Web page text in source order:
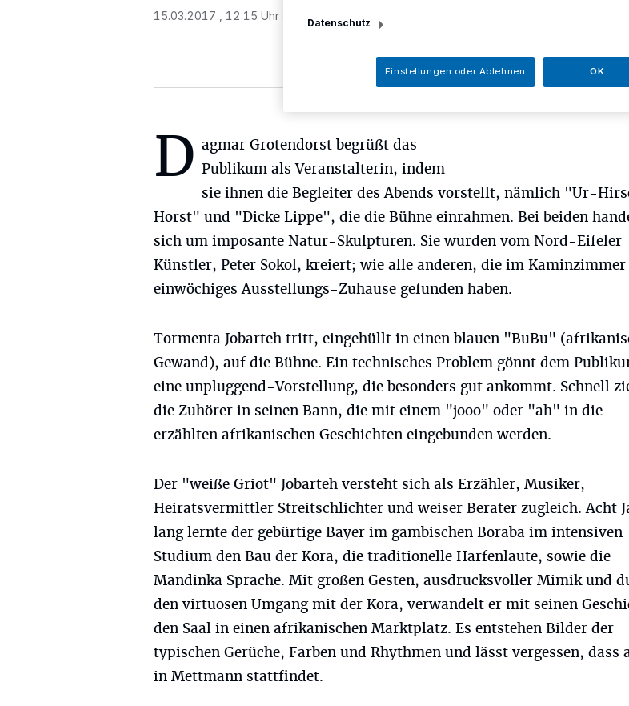
15.03.2017 , 12:15 Uhr
D agmar Grotendorst begrüßt das
Publikum als Veranstalterin, indem
sie ihnen die Begleiter des Abends vorstellt, nämlich "Ur-
Horst" und "Dicke Lippe", die die Bühne einrahmen. Bei beiden
sich um imposante Natur-Skulpturen. Sie wurden vom Nord-Eifeler
Künstler, Peter Sokol, kreiert; wie alle anderen, die im Kaminzimmer
einwöchiges Ausstellungs-Zuhause gefunden haben.
Tormenta Jobarteh tritt, eingehüllt in einen blauen "BuBu"
Gewand), auf die Bühne. Ein technisches Problem gönnt dem
eine unpluggend-Vorstellung, die besonders gut ankommt. Schnell
die Zuhörer in seinen Bann, die mit einem "jooo" oder "ah" in die
erzählten afrikanischen Geschichten eingebunden werden.
Der "weiße Griot" Jobarteh versteht sich als Erzähler, Musiker,
Heiratsvermittler Streitschlichter und weiser Berater zugleich. Acht
lang lernte der gebürtige Bayer im gambischen Boraba im intensiven
Studium den Bau der Kora, die traditionelle Harfenlaute, sowie die
Mandinka Sprache. Mit großen Gesten, ausdrucksvoller Mimik und
den virtuosen Umgang mit der Kora, verwandelt er mit seinen
den Saal in einen afrikanischen Marktplatz. Es entstehen Bilder der
typischen Gerüche, Farben und Rhythmen und lässt vergessen, dass
in Mettmann stattfindet.
Datenschutz
Einstellungen oder Ablehnen OK